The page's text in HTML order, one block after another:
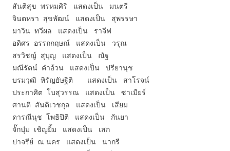
สันติสุข พรหมศิริ แสดงเป็น มนตรี
จินตหรา สุขพัฒน์ แสดงเป็น สุพรรษา
มาวิน ทวีผล แสดงเป็น ราจีฟ
อดิศร อรรถกฤษณ์ แสดงเป็น วรุณ
สรวิชญ์ สุบุญ แสดงเป็น ณัฐ
มณีรัตน์ คำอ้วน แสดงเป็น ปรียานุช
บรมวุฒิ หิรัญยัษฐิติ แสดงเป็น สาโรจน์
ประกาศิต โบสุวรรณ แสดงเป็น ซาเมียร์
ศานติ สันติเวชกุล แสดงเป็น เสียม
ดารณีนุช โพธิปิติ แสดงเป็น กันยา
จั๊กบุ๋ม เชิญยิ้ม แสดงเป็น เสก
ปาจรีย์ ณ นคร แสดงเป็น นากรี